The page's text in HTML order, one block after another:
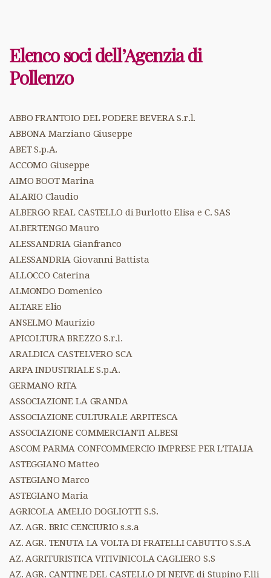
Elenco soci dell’Agenzia di
Pollenzo
ABBO FRANTOIO DEL PODERE BEVERA S.r.l.
ABBONA Marziano Giuseppe
ABET S.p.A.
ACCOMO Giuseppe
AIMO BOOT Marina
ALARIO Claudio
ALBERGO REAL CASTELLO di Burlotto Elisa e C. SAS
ALBERTENGO Mauro
ALESSANDRIA Gianfranco
ALESSANDRIA Giovanni Battista
ALLOCCO Caterina
ALMONDO Domenico
ALTARE Elio
ANSELMO Maurizio
APICOLTURA BREZZO S.r.l.
ARALDICA CASTELVERO SCA
ARPA INDUSTRIALE S.p.A.
GERMANO RITA
ASSOCIAZIONE LA GRANDA
ASSOCIAZIONE CULTURALE ARPITESCA
ASSOCIAZIONE COMMERCIANTI ALBESI
ASCOM PARMA CONFCOMMERCIO IMPRESE PER L’ITALIA
ASTEGGIANO Matteo
ASTEGIANO Marco
ASTEGIANO Maria
AGRICOLA AMELIO DOGLIOTTI S.S.
AZ. AGR. BRIC CENCIURIO s.s.a
AZ. AGR. TENUTA LA VOLTA DI FRATELLI CABUTTO S.S.A
AZ. AGRITURISTICA VITIVINICOLA CAGLIERO S.S
AZ. AGR. CANTINE DEL CASTELLO DI NEIVE di Stupino F.lli